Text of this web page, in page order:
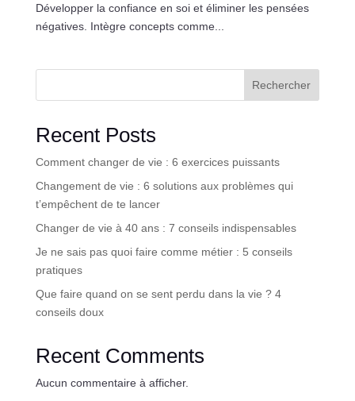
Développer la confiance en soi et éliminer les pensées
négatives. Intègre concepts comme...
Rechercher
Recent Posts
Comment changer de vie : 6 exercices puissants
Changement de vie : 6 solutions aux problèmes qui
t’empêchent de te lancer
Changer de vie à 40 ans : 7 conseils indispensables
Je ne sais pas quoi faire comme métier : 5 conseils
pratiques
Que faire quand on se sent perdu dans la vie ? 4
conseils doux
Recent Comments
Aucun commentaire à afficher.